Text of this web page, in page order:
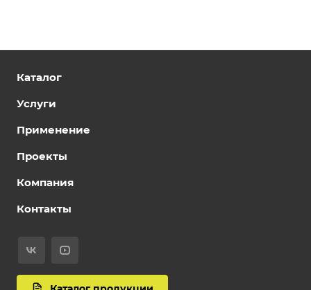
Каталог
Услуги
Применение
Проекты
Компания
Контакты